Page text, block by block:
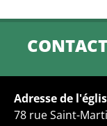
CONTACT
Adresse de
78 rue Saint-